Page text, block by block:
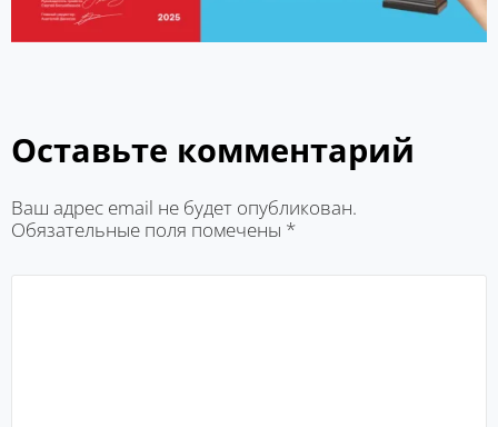
Оставьте комментарий
Ваш адрес email не будет опубликован.
Обязательные поля помечены *